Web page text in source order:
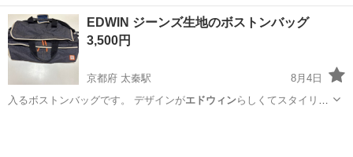
日128日★クリーンルーム内作業★マイカー通勤OK＆無料駐車場あり
★就業先食堂利用可！日払い制度あり！《茨城県常陸大宮市》 人気の
工場のお仕事 ◇コネクタ製造工...
茨城 常陸大宮市 その他
EDWIN ジーンズ生地のボストンバッグ
3,500円
京都府 太秦駅
8月4日
入るボストンバッグです。 デザインがエドウィンらしくてスタイリッ